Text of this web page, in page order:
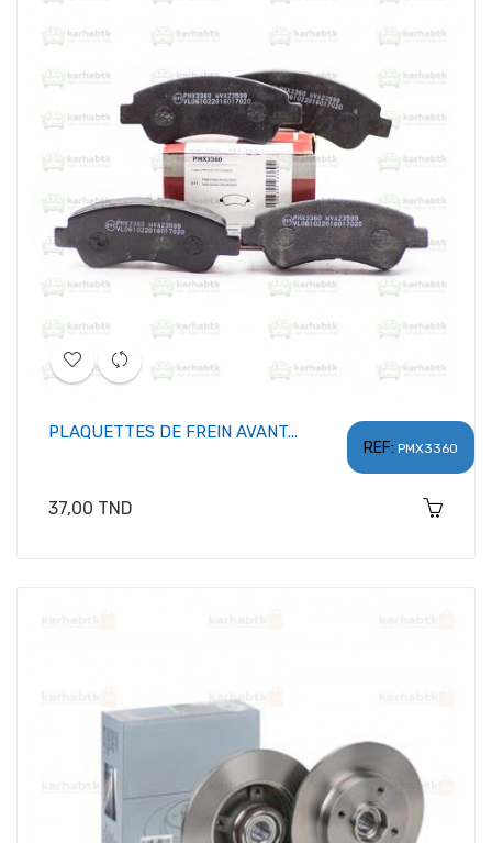
REF: PMX3360
PLAQUETTES DE FREIN AVANT...
Prix
37,00 TND